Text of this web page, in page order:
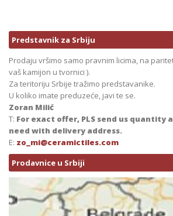
Predstavnik za Srbiju
Prodaju vršimo samo pravnim licima, na
vaš kamijon u tvornici ).
Za teritoriju Srbije tražimo predstavanike.
U koliko imate preduzeće, javi te se.
Zoran Milić
T: For exact offer, PLS send us quantity
need with delivery address.
E: zo_mi@ceramictiles.com
Prodavnice u Srbiji